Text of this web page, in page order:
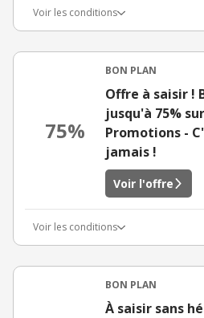
Voir les conditions
75%
BON PLAN
Offre à saisir !
jusqu'à 75%
Promotions -
jamais !
Voir l'offre
Voir les conditions
BON PLAN
À saisir sans